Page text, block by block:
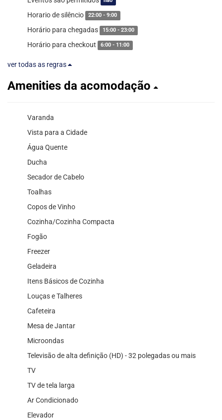
Horario de silêncio 22:00 - 9:00
Horário para chegadas 15:00 - 23:00
Horário para checkout 6:00 - 11:00
ver todas as regras
Amenities da acomodação
Varanda
Vista para a Cidade
Água Quente
Ducha
Secador de Cabelo
Toalhas
Copos de Vinho
Cozinha/Cozinha Compacta
Fogão
Freezer
Geladeira
Itens Básicos de Cozinha
Louças e Talheres
Cafeteira
Mesa de Jantar
Microondas
Televisão de alta definição (HD) - 32 polegadas ou mais
TV
TV de tela larga
Ar Condicionado
Elevador